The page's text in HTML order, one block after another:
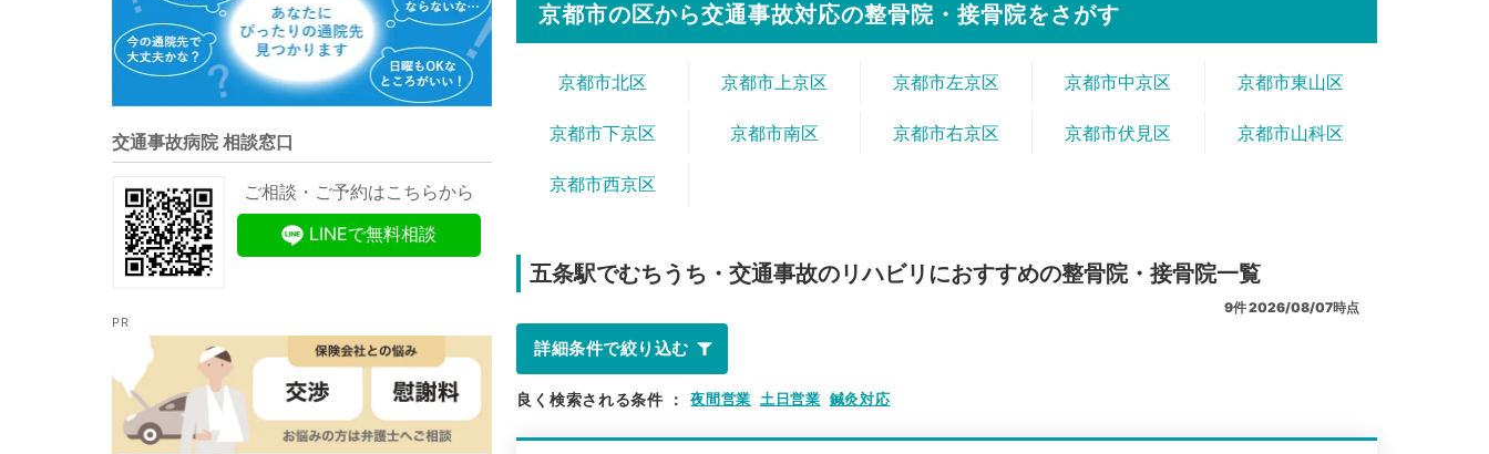
交通事故病院 相談窓口
ご相談・ご予約はこちらから
LINEで無料相談
京都市の区から交通事故対応の整骨院・接骨院をさがす
京都市北区 京都市上京区 京都市左京区 京都市中京区 京都市東山区
京都市下京区 京都市南区 京都市右京区 京都市伏見区 京都市山科区
京都市西京区
五条駅でむちうち・交通事故のリハビリにおすすめの整骨院・接骨院一覧
9件2026/08/07時点
詳細条件で絞り込む
良く検索される条件 ： 夜間営業 土日営業 鍼灸対応